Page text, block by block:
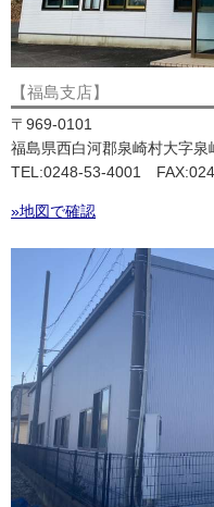
【福島支店】
〒969-0101
福島県西白河郡泉崎村大字
TEL:0248-53-4001
»地図で確認